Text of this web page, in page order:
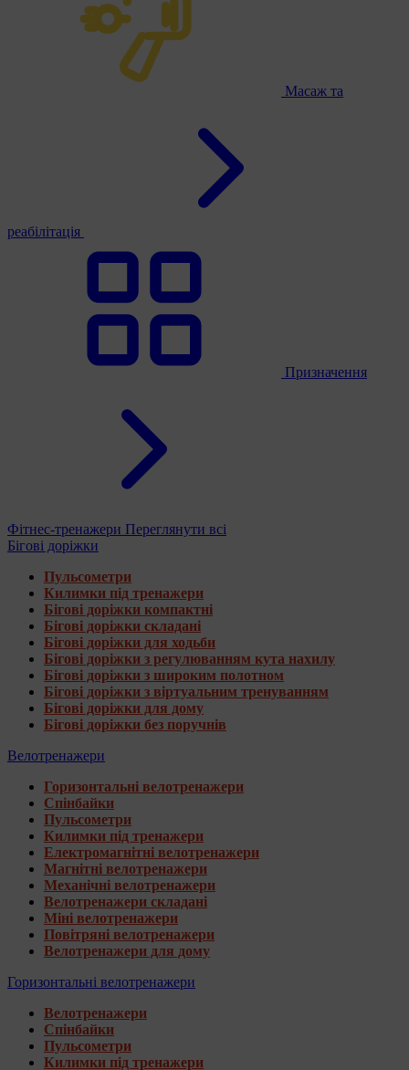
Масаж та
реабілітація
Призначення
Фітнес-тренажери Переглянути всі
Бігові доріжки
Пульсометри
Килимки під тренажери
Бігові доріжки компактні
Бігові доріжки складані
Бігові доріжки для ходьби
Бігові доріжки з регулюванням кута нахилу
Бігові доріжки з широким полотном
Бігові доріжки з віртуальним тренуванням
Бігові доріжки для дому
Бігові доріжки без поручнів
Велотренажери
Горизонтальні велотренажери
Спінбайки
Пульсометри
Килимки під тренажери
Електромагнітні велотренажери
Магнітні велотренажери
Механічні велотренажери
Велотренажери складані
Міні велотренажери
Повітряні велотренажери
Велотренажери для дому
Горизонтальні велотренажери
Велотренажери
Спінбайки
Пульсометри
Килимки під тренажери